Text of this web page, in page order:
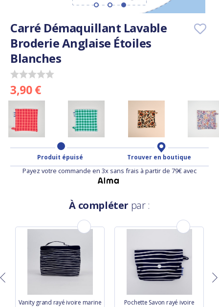
Carré Démaquillant Lavable
Broderie Anglaise Étoiles
Blanches
3,90 €
Produit épuisé Trouver en boutique
Payez votre commande en 3x sans frais à partir de 79€ avec
À compléter par :
Vanity grand rayé ivoire marine
Pochette Savon rayé ivoire